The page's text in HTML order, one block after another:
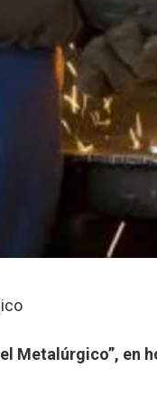
Metalúrgico”, en